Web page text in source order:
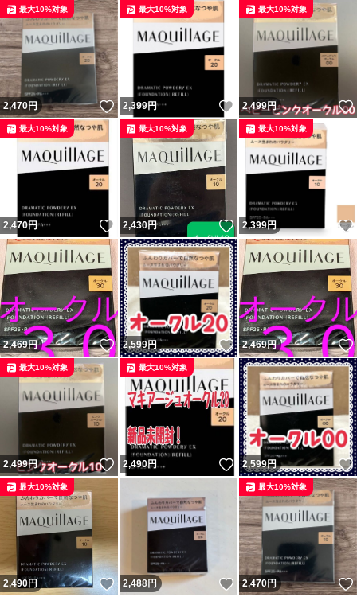
2,470円 いいね！
最大10%対象
2,399円 いいね！
最大10%対象
2,499円
最大10%対象
2,470円 いいね！
最大10%対象
2,430円 いいね！
最大10%対象
2,399円
最大10%対象
2,469円 いいね！
2,599円 いいね！
2,469円
2,499円 いいね！
最大10%対象
2,490円 いいね！
最大10%対象
2,599円
2,490円 いいね！
最大10%対象
2,488円 いいね！
2,470円
最大10%対象